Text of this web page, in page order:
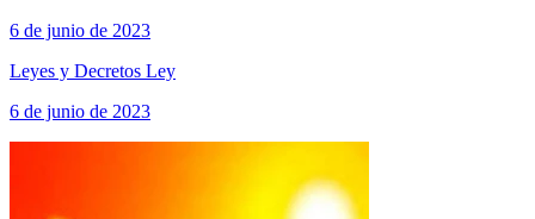
6 de junio de 2023
Leyes y Decretos Ley
6 de junio de 2023